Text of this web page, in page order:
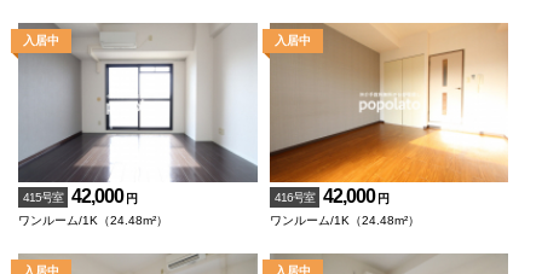
415号室 42,000 円
ワンルーム/1K（24.48m²）
416号室 42,000 円
ワンルーム/1K（24.48m²）